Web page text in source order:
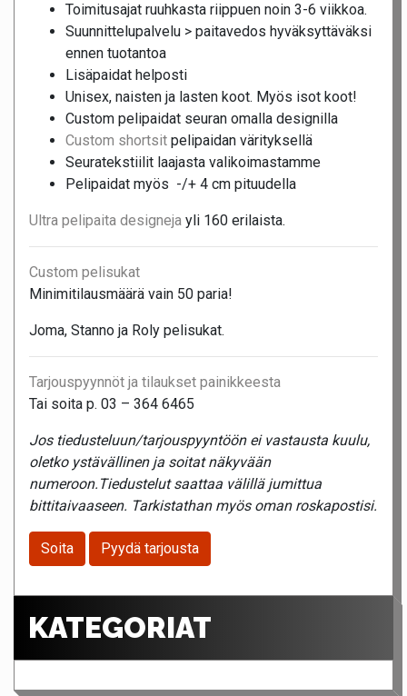
Toimitusajat ruuhkasta riippuen noin 3-6 viikkoa.
Suunnittelupalvelu > paitavedos hyväksyttäväksi
ennen tuotantoa
Lisäpaidat helposti
Unisex, naisten ja lasten koot. Myös isot koot!
Custom pelipaidat seuran omalla designilla
Custom shortsit pelipaidan värityksellä
Seuratekstiilit laajasta valikoimastamme
Pelipaidat myös -/+ 4 cm pituudella
Ultra pelipaita designeja yli 160 erilaista.
Custom pelisukat
Minimitilausmäärä vain 50 paria!
Joma, Stanno ja Roly pelisukat.
Tarjouspyynnöt ja tilaukset painikkeesta
Tai soita p. 03 – 364 6465
Jos tiedusteluun/tarjouspyyntöön ei vastausta kuulu,
oletko ystävällinen ja soitat näkyvään
numeroon.Tiedustelut saattaa välillä jumittua
bittitaivaaseen. Tarkistathan myös oman roskapostisi.
Soita Pyydä tarjousta
KATEGORIAT